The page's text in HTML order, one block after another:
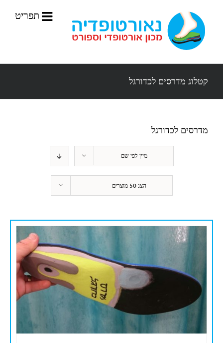
קטלוג מדרסים לכדורגל
מדרסים לכדורגל
מיין לפישם
הצג50 מוצרים